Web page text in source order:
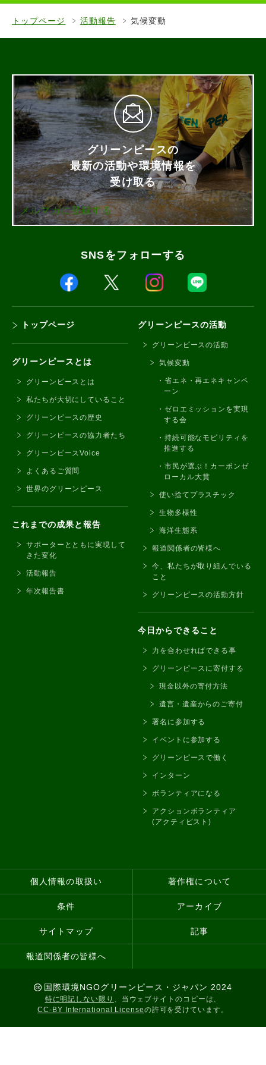
トップページ 活動報告 気候変動
グリーンピースの
最新の活動や環境情報を
受け取る
メルマガに登録する
SNSをフォローする
トップページ
グリーンピースとは
グリーンピースとは
私たちが大切にしていること
グリーンピースの歴史
グリーンピースの協力者たち
グリーンピースVoice
よくあるご質問
世界のグリーンピース
これまでの成果と報告
サポーターとともに実現して
きた変化
活動報告
年次報告書
グリーンピースの活動
グリーンピースの活動
気候変動
省エネ・再エネキャンペ
ーン
ゼロエミッションを実現
する会
持続可能なモビリティを
推進する
市民が選ぶ！カーボンゼ
ローカル大賞
使い捨てプラスチック
生物多様性
海洋生態系
報道関係者の皆様へ
今、私たちが取り組んでいる
こと
グリーンピースの活動方針
今日からできること
力を合わせればできる事
グリーンピースに寄付する
現金以外の寄付方法
遺言・遺産からのご寄付
署名に参加する
イベントに参加する
グリーンピースで働く
インターン
ボランティアになる
アクションボランティア
(アクティビスト)
個人情報の取扱い 著作権について
条件 アーカイブ
サイトマップ 記事
報道関係者の皆様へ
国際環境NGOグリーンピース・ジャパン 2024
特に明記しない限り
、当ウェブサイトのコピーは、
CC-BY International Licenseの許可を受けています。